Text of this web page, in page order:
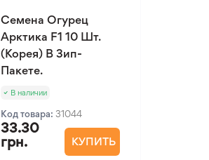
Семена Огурец
Арктика F1 10 Шт.
(Корея) В Зип-
Пакете.
В наличии
Код товара: 31044
33.30
грн.
КУПИТЬ